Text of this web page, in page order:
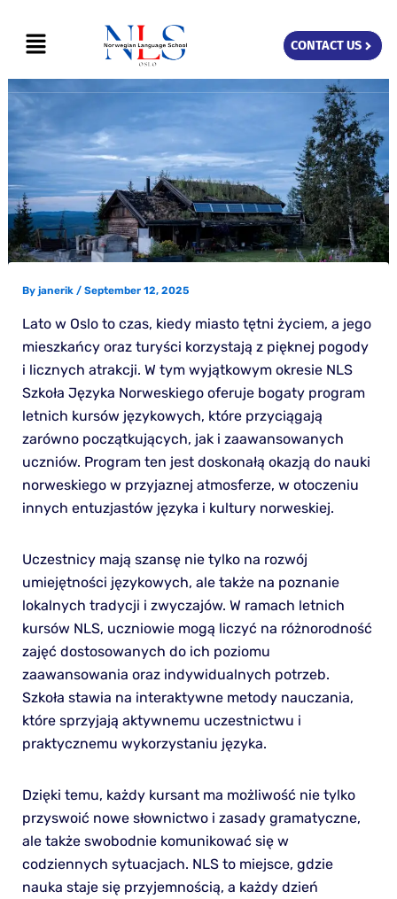
content
Menu CONTACT US
By janerik / September 12, 2025
Lato w Oslo to czas, kiedy miasto tętni życiem, a jego
mieszkańcy oraz turyści korzystają z pięknej pogody
i licznych atrakcji. W tym wyjątkowym okresie NLS
Szkoła Języka Norweskiego oferuje bogaty program
letnich kursów językowych, które przyciągają
zarówno początkujących, jak i zaawansowanych
uczniów. Program ten jest doskonałą okazją do nauki
norweskiego w przyjaznej atmosferze, w otoczeniu
innych entuzjastów języka i kultury norweskiej.
Uczestnicy mają szansę nie tylko na rozwój
umiejętności językowych, ale także na poznanie
lokalnych tradycji i zwyczajów. W ramach letnich
kursów NLS, uczniowie mogą liczyć na różnorodność
zajęć dostosowanych do ich poziomu
zaawansowania oraz indywidualnych potrzeb.
Szkoła stawia na interaktywne metody nauczania,
które sprzyjają aktywnemu uczestnictwu i
praktycznemu wykorzystaniu języka.
Dzięki temu, każdy kursant ma możliwość nie tylko
przyswoić nowe słownictwo i zasady gramatyczne,
ale także swobodnie komunikować się w
codziennych sytuacjach. NLS to miejsce, gdzie
nauka staje się przyjemnością, a każdy dzień